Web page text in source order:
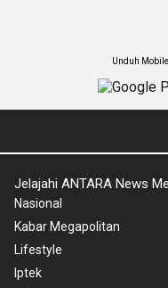
Unduh
Jelajahi ANTARA News
Nasional
Kabar Megapolitan
Lifestyle
Iptek